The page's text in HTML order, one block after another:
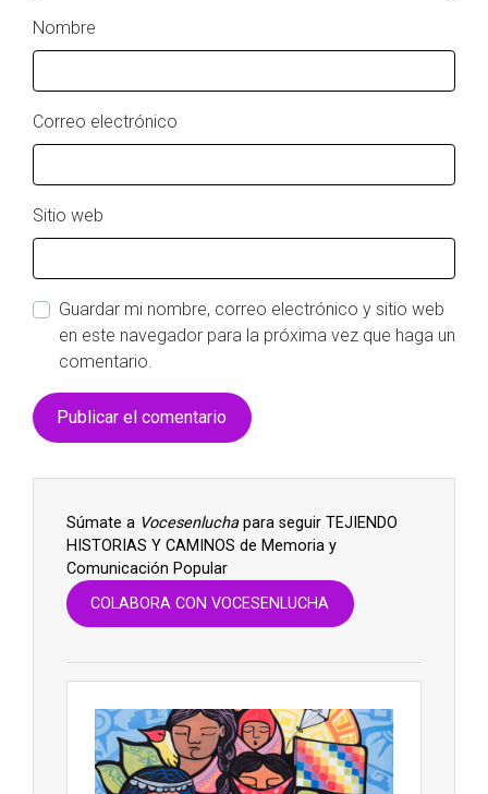
Nombre
Correo electrónico
Sitio web
Guardar mi nombre, correo electrónico y sitio web
en este navegador para la próxima vez que haga un
comentario.
Súmate a Vocesenluchapara seguir TEJIENDO
HISTORIAS Y CAMINOS de Memoria y
Comunicación Popular
COLABORA CON VOCESENLUCHA